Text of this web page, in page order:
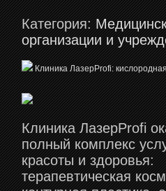
Категория:
организации и
Клиника ЛазерProfi:
Клиника ЛазерProfi
полный комплекс
красоты и здоровья:
терапевтическая